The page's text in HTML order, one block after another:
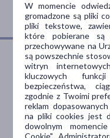
Dlaczego
Niższe
W momencie
gromadzone są pliki
pliki tekstowe,
które pobierane są
przechowywane na
są powszechnie
witryn
kluczowych
bezpieczeństwa,
zgodnie z Twoimi
reklam
na pliki cookies jest
dowolnym
Cookie".